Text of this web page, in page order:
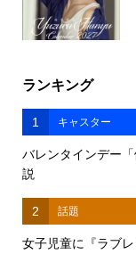
ランキング
1 キャスター
バレンタインデー
説
2 話題
女子児童に『ラブ